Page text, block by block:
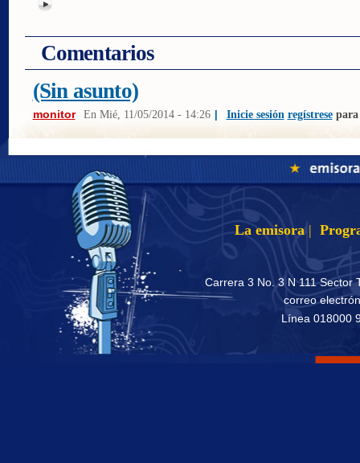
Comentarios
(Sin asunto)
monitor En Mié, 11/05/2014 - 14:26 | Inicie sesión regístresepara
La emisora |
Carrera 3 No. 3 N 111 Sector
correo
Línea 018000